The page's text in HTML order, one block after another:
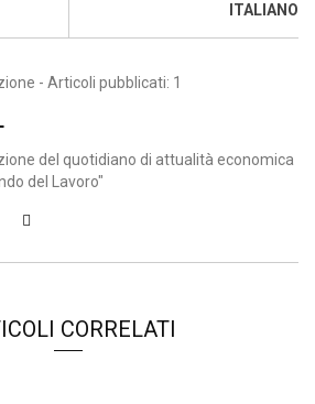
ITALIANO
- Articoli pubblicati: 1
del quotidiano di attualità economica
del Lavoro"
CORRELATI